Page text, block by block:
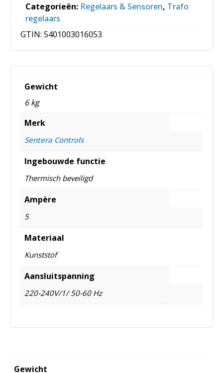
Categorieën: Regelaars & Sensoren, Trafo
regelaars
GTIN: 5401003016053
Gewicht
6 kg
Merk
Sentera Controls
Ingebouwde functie
Thermisch beveiligd
Ampère
5
Materiaal
Kunststof
Aansluitspanning
220-240V/1/ 50-60 Hz
Gewicht